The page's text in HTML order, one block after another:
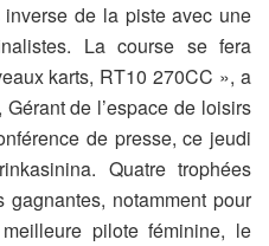
de la piste avec une
La course se fera
karts, RT10 270CC », a
de l’espace de loisirs
de presse, ce jeudi
Quatre trophées
notamment pour
pilote féminine, le